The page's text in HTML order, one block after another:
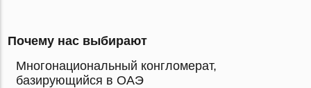
Почему нас выбирают
Многонациональный конгломерат,
базирующийся в ОАЭ